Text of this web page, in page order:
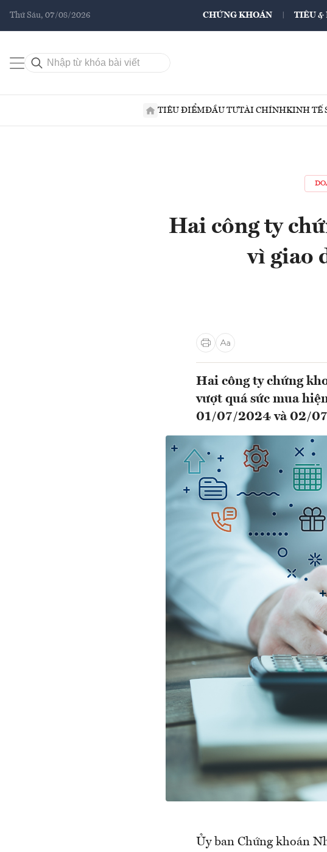
Thứ Sáu, 07/08/2026 CHỨNG KHOÁN TIÊU &
TIÊU ĐIỂMĐẦU TƯTÀI CHÍNHKINH TẾ
Hai công ty
vì giao
Hai công ty chứng
vượt quá sức mua
01/07/2024 và 02/
Ủy ban Chứng khoán